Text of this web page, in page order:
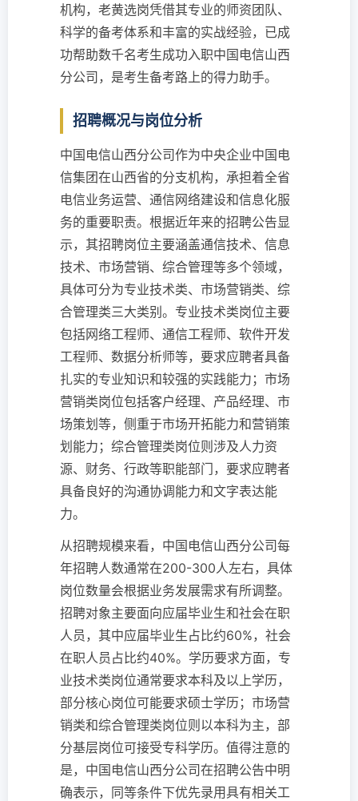
机构，老黄选岗凭借其专业的师资团队、
科学的备考体系和丰富的实战经验，已成
功帮助数千名考生成功入职中国电信山西
分公司，是考生备考路上的得力助手。
招聘概况与岗位分析
中国电信山西分公司作为中央企业中国电
信集团在山西省的分支机构，承担着全省
电信业务运营、通信网络建设和信息化服
务的重要职责。根据近年来的招聘公告显
示，其招聘岗位主要涵盖通信技术、信息
技术、市场营销、综合管理等多个领域，
具体可分为专业技术类、市场营销类、综
合管理类三大类别。专业技术类岗位主要
包括网络工程师、通信工程师、软件开发
工程师、数据分析师等，要求应聘者具备
扎实的专业知识和较强的实践能力；市场
营销类岗位包括客户经理、产品经理、市
场策划等，侧重于市场开拓能力和营销策
划能力；综合管理类岗位则涉及人力资
源、财务、行政等职能部门，要求应聘者
具备良好的沟通协调能力和文字表达能
力。
从招聘规模来看，中国电信山西分公司每
年招聘人数通常在200-300人左右，具体
岗位数量会根据业务发展需求有所调整。
招聘对象主要面向应届毕业生和社会在职
人员，其中应届毕业生占比约60%，社会
在职人员占比约40%。学历要求方面，专
业技术类岗位通常要求本科及以上学历，
部分核心岗位可能要求硕士学历；市场营
销类和综合管理类岗位则以本科为主，部
分基层岗位可接受专科学历。值得注意的
是，中国电信山西分公司在招聘公告中明
确表示，同等条件下优先录用具有相关工